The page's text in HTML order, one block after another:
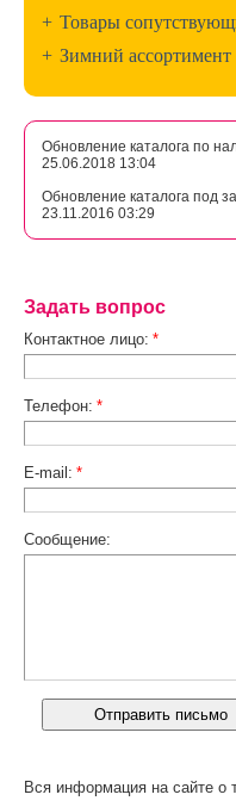
+ Товары
+ Зимний ассортимент
Обновление каталога по
25.06.2018 13:04
Обновление каталога под
23.11.2016 03:29
Задать вопрос
Контактное лицо: *
Телефон: *
E-mail: *
Сообщение:
Вся информация на сайте о